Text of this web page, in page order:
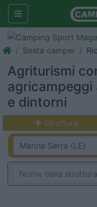
Sosta camper
Agriturismi
agricampeggi
e dintorni
Struttura